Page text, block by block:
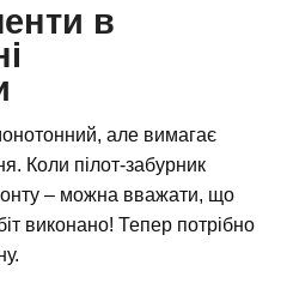
в
але вимагає
Коли пілот-забурник
– можна вважати, що
виконано! Тепер потрібно